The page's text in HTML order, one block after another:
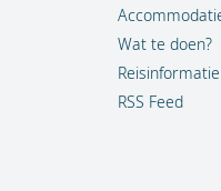
Wat te doen?
Reisinformatie
RSS Feed